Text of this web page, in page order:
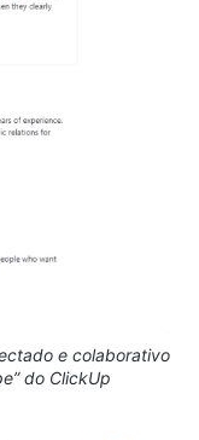
e colaborativo
do ClickUp